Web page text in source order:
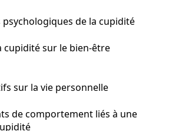
psychologiques de la cupidité
cupidité sur le bien-être
sur la vie personnelle
de comportement liés à une